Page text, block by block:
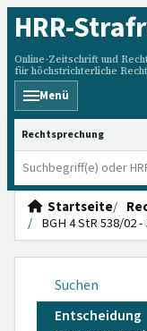
HRR-
Online-Zeitschrift und
für höchstrichterliche
Menü
HRRS durchsuchen
Startseite
BGH 4 StR 538/02
Suchen
Entscheidung